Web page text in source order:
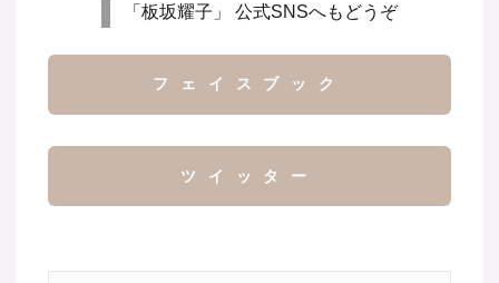
「板坂耀子」 公式SNSへもどうぞ
フェイスブック
ツイッター